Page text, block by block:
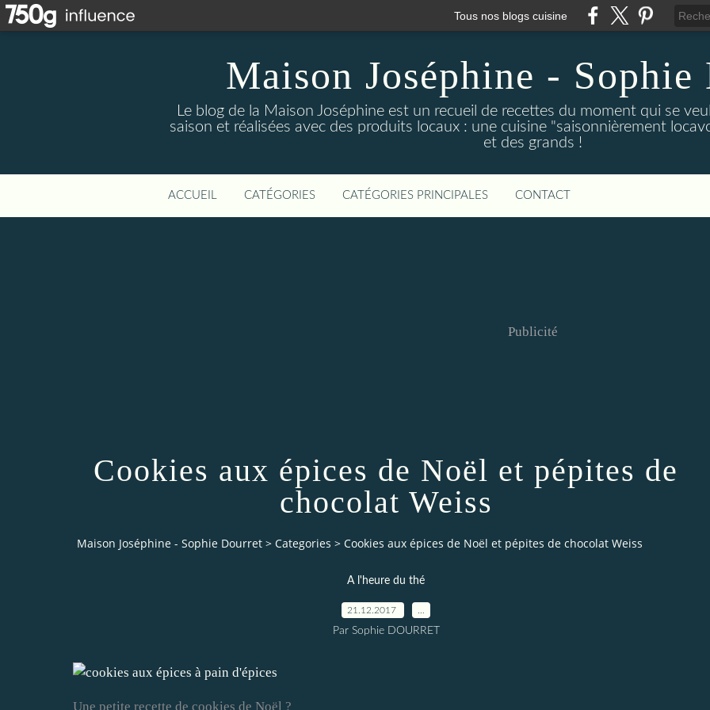
Tous nos blogs cuisine
Maison Joséphine - Sophie
Le blog de la Maison Joséphine est un recueil de recettes du moment qui se
saison et réalisées avec des produits locaux : une cuisine "saisonnièrement
et des grands !
ACCUEIL CATÉGORIES CATÉGORIES PRINCIPALES CONTACT
Publicité
Cookies aux épices de Noël et pépites de
chocolat Weiss
Maison Joséphine - Sophie Dourret > Categories > Cookies aux épices de Noël et pépites de chocolat Weiss
A l'heure du thé
21.12.2017
Par Sophie DOURRET
Une petite recette de cookies de Noël ?